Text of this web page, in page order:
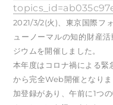
2021/3/2(火)、東京国際フ
ューノーマルの知的財産
ジウムを開催しました。
本年度はコロナ禍による緊
から完全Web開催となり
加登録があり、午前に1つ